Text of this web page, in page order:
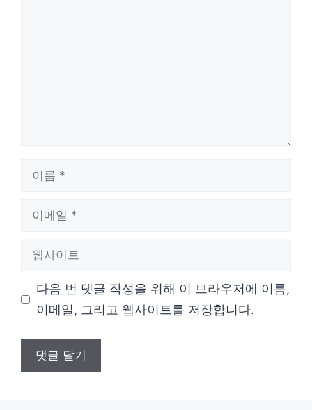
다음 번 댓글 작성을 위해 이 브라우저에 이름,
이메일, 그리고 웹사이트를 저장합니다.